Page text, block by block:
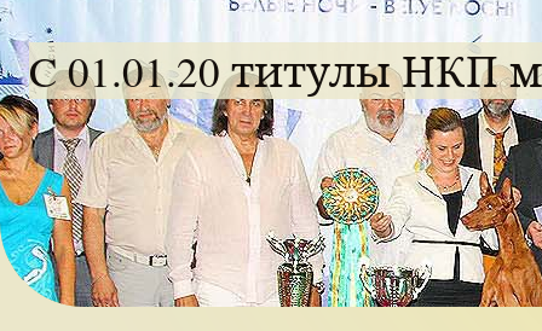
C 01.01.20 титулы НКП